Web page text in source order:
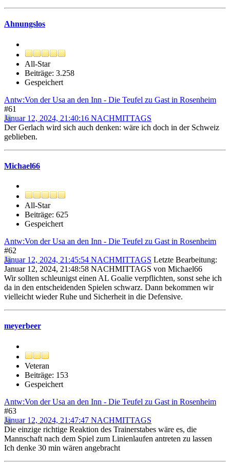
Ahnungslos
All-Star
Beiträge: 3.258
Gespeichert
Antw:Von der Usa an den Inn - Die Teufel zu Gast in Rosenheim
#61
Januar 12, 2024, 21:40:16 NACHMITTAGS
Der Gerlach wird sich auch denken: wäre ich doch in der Schweiz
geblieben.
Michael66
All-Star
Beiträge: 625
Gespeichert
Antw:Von der Usa an den Inn - Die Teufel zu Gast in Rosenheim
#62
Januar 12, 2024, 21:45:54 NACHMITTAGS Letzte Bearbeitung:
Januar 12, 2024, 21:48:58 NACHMITTAGS von Michael66
Wir sollten schleunigst einen AL Goalie verpflichten, sonst sehe ich
da in den entscheidenden Spielen schwarz. Dann bekommen wir
vielleicht wieder Ruhe und Sicherheit in die Defensive.
meyerbeer
Veteran
Beiträge: 153
Gespeichert
Antw:Von der Usa an den Inn - Die Teufel zu Gast in Rosenheim
#63
Januar 12, 2024, 21:47:47 NACHMITTAGS
Die einzige richtige Reaktion des Trainerstabes wäre es, die
Mannschaft nach dem Spiel zum Linienlaufen antreten zu lassen
Ich denke 30 min wären angebracht